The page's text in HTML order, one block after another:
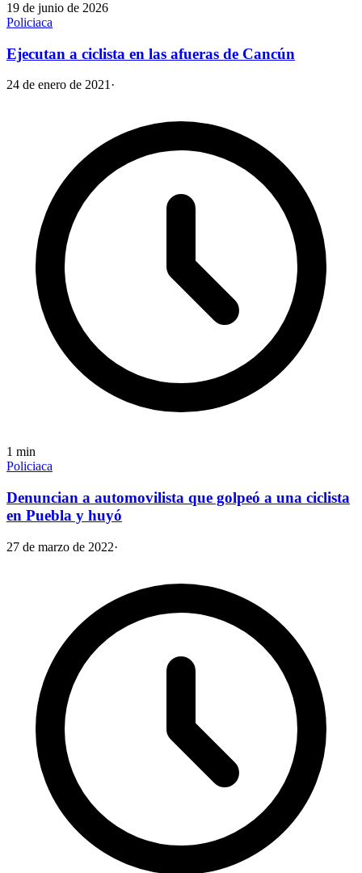
19 de junio de 2026
Policiaca
Ejecutan a ciclista en las afueras de Cancún
24 de enero de 2021·
1 min
Policiaca
Denuncian a automovilista que golpeó a una ciclista
en Puebla y huyó
27 de marzo de 2022·